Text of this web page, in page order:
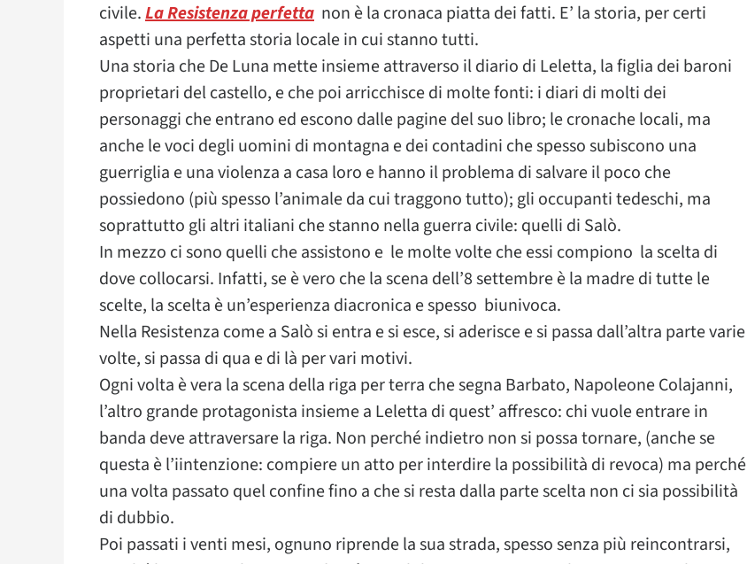
civile.La Resistenza perfetta non è la cronaca piatta dei fatti. E’ la storia, per certi
aspetti una perfetta storia locale in cui stanno tutti.
Una storia che De Luna mette insieme attraverso il diario di Leletta, la figlia dei baroni
proprietari del castello, e che poi arricchisce di molte fonti: i diari di molti dei
personaggi che entrano ed escono dalle pagine del suo libro; le cronache locali, ma
anche le voci degli uomini di montagna e dei contadini che spesso subiscono una
guerriglia e una violenza a casa loro e hanno il problema di salvare il poco che
possiedono (più spesso l’animale da cui traggono tutto); gli occupanti tedeschi, ma
soprattutto gli altri italiani che stanno nella guerra civile: quelli di Salò.
In mezzo ci sono quelli che assistono e le molte volte che essi compiono la scelta di
dove collocarsi. Infatti, se è vero che la scena dell’8 settembre è la madre di tutte le
scelte, la scelta è un’esperienza diacronica e spesso biunivoca.
Nella Resistenza come a Salò si entra e si esce, si aderisce e si passa dall’altra parte varie
volte, si passa di qua e di là per vari motivi.
Ogni volta è vera la scena della riga per terra che segna Barbato, Napoleone Colajanni,
l’altro grande protagonista insieme a Leletta di quest’ affresco: chi vuole entrare in
banda deve attraversare la riga. Non perché indietro non si possa tornare, (anche se
questa è l’iintenzione: compiere un atto per interdire la possibilità di revoca) ma perché
una volta passato quel confine fino a che si resta dalla parte scelta non ci sia possibilità
di dubbio.
Poi passati i venti mesi, ognuno riprende la sua strada, spesso senza più reincontrarsi,